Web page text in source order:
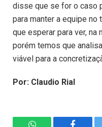
disse que se for o caso
para manter a equipe no
que esperar para ver, na
porém temos que
viável para a
Por: Claudio Rial